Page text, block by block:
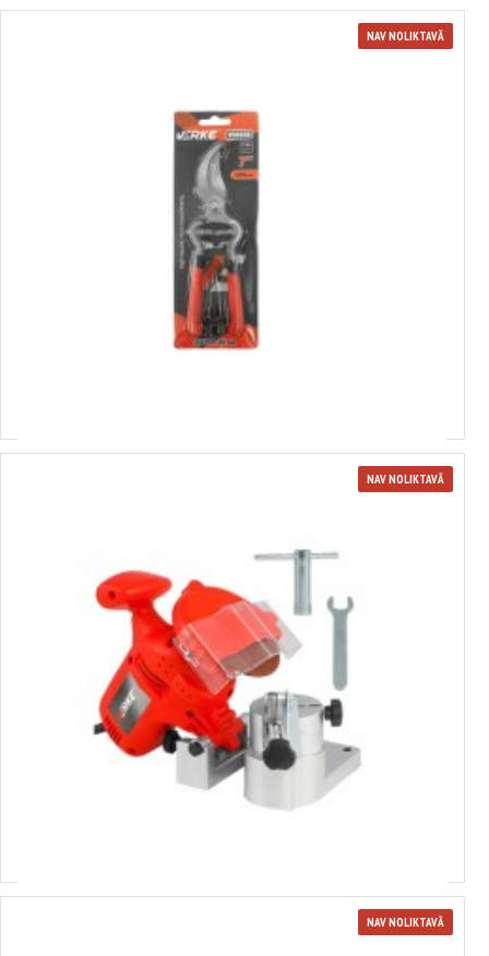
NAV NOLIKTAVĀ
dārza dārza grieznes 180 mm., VERKE V06690
NAV NOLIKTAVĀ
Ķēdes asinātājs 220 W, 7500 apgr./min,VERKE
NAV NOLIKTAVĀ